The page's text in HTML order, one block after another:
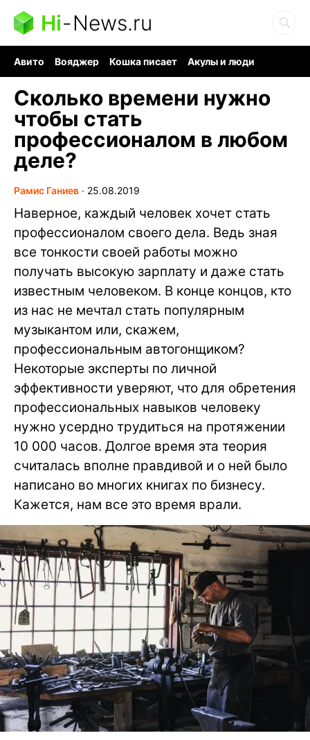
Hi-News.ru
Авито Вояджер Кошка писает
Акулы и люди
Сколько времени нужно
чтобы стать
профессионалом в любом
деле?
Рамис Ганиев ∙ 25.08.2019
Наверное, каждый человек хочет стать
профессионалом своего дела. Ведь зная
все тонкости своей работы можно
получать высокую зарплату и даже стать
известным человеком. В конце концов, кто
из нас не мечтал стать популярным
музыкантом или, скажем,
профессиональным автогонщиком?
Некоторые эксперты по личной
эффективности уверяют, что для обретения
профессиональных навыков человеку
нужно усердно трудиться на протяжении
10 000 часов. Долгое время эта теория
считалась вполне правдивой и о ней было
написано во многих книгах по бизнесу.
Кажется, нам все это время врали.